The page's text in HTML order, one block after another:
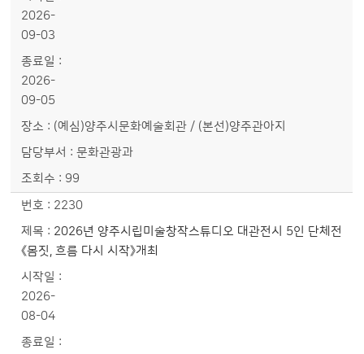
2026-
09-03
2026-
09-05
(예심)양주시문화예술회관 / (본선)양주관아지
문화관광과
99
2230
2026년 양주시립미술창작스튜디오 대관전시 5인 단체전
《몸짓, 흐름 다시 시작》개최
2026-
08-04